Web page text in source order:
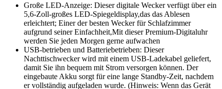
Große LED-Anzeige: Dieser digitale Wecker verfügt über ein
5,6-Zoll-großes LED-Spiegeldisplay,das das Ablesen
erleichtert; Einer der besten Wecker für Schlafzimmer
aufgrund seiner Einfachheit,Mit dieser Premium-Digitaluhr
werden Sie jeden Morgen gerne aufwachen
USB-betrieben und Batteriebetrieben: Dieser
Nachttischwecker wird mit einem USB-Ladekabel geliefert,
damit Sie ihn bequem mit Strom versorgen können. Der
eingebaute Akku sorgt für eine lange Standby-Zeit, nachdem
er vollständig aufgeladen wurde. (Hinweis: Wenn das Gerät